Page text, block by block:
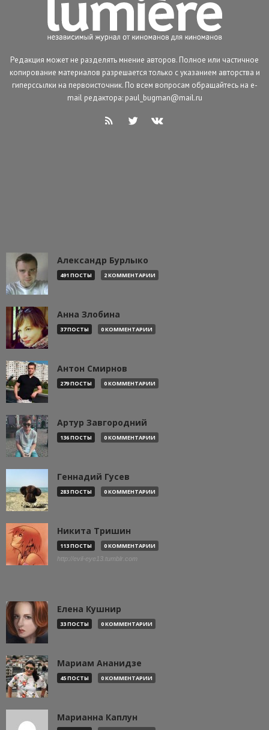
Редакция может не разделять мнение авторов. Полное или частичное
копирование материалов разрешается только с указанием авторства и
гиперссылки на первоисточник. По всем вопросам обращайтесь на e-
mail редактора: paul_bugman@mail.ru
Александр Бурлыко
491 ПОСТЫ 2 КОММЕНТАРИИ
Анна Злобина
37 ПОСТЫ 0 КОММЕНТАРИИ
Антон Смирнов
279 ПОСТЫ 0 КОММЕНТАРИИ
Артур Завгородний
136 ПОСТЫ 0 КОММЕНТАРИИ
Геннадий Гусев
283 ПОСТЫ 0 КОММЕНТАРИИ
Никита Тришин
113 ПОСТЫ 0 КОММЕНТАРИИ
http://evil-eye13.tumblr.com
Елена Кушнир
33 ПОСТЫ 0 КОММЕНТАРИИ
Мариам Ананидзе
45 ПОСТЫ 0 КОММЕНТАРИИ
Марианна Каплун